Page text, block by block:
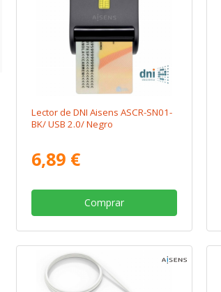
Lector de DNI Aisens ASCR-SN01-
BK/ USB 2.0/ Negro
6,89 €
Comprar